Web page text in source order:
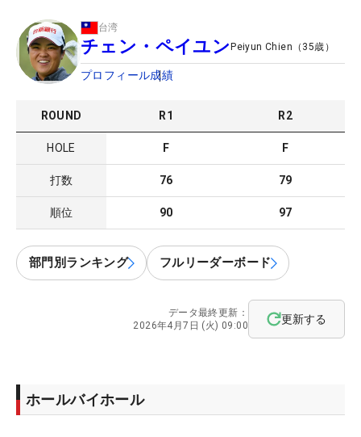
台湾
チェン・ペイユンPeiyun Chien （ 35歳）
プロフィール成績
ROUND R1 R2
HOLE F F
打数 76 79
順位 90 97
部門別ランキング フルリーダーボード
データ最終更新：
2026年4月7日 (火) 09:00
更新する
ホールバイホール